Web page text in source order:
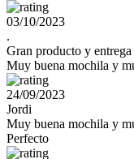
03/10/2023
.
Gran producto y
Muy buena mochila y
24/09/2023
Jordi
Muy buena mochila y
Perfecto